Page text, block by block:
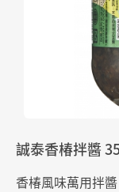
誠泰香椿拌醬
香椿風味萬用拌